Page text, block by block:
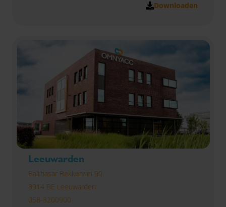
Downloaden
Leeuwarden
Balthasar Bekkerwei 90
8914 BE Leeuwarden
058-8200900